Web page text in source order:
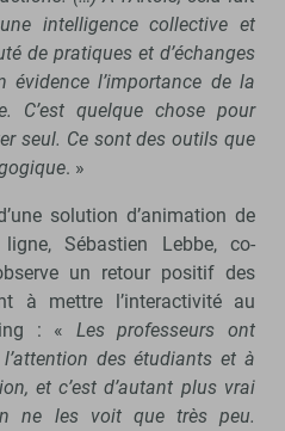
intelligence collective et
de pratiques et d’échanges
l’importance de la
C’est quelque chose pour
seul. Ce sont des outils que
. »
solution d’animation de
Sébastien Lebbe, co-
un retour positif des
à mettre l’interactivité au
: « Les professeurs ont
des étudiants et à
et c’est d’autant plus vrai
ne les voit que très peu.